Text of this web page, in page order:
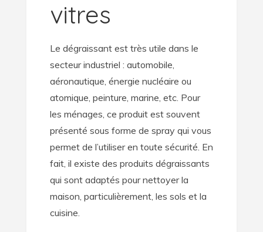
vitres
Le dégraissant est très utile dans le
secteur industriel : automobile,
aéronautique, énergie nucléaire ou
atomique, peinture, marine, etc. Pour
les ménages, ce produit est souvent
présenté sous forme de spray qui vous
permet de l’utiliser en toute sécurité. En
fait, il existe des produits dégraissants
qui sont adaptés pour nettoyer la
maison, particulièrement, les sols et la
cuisine.